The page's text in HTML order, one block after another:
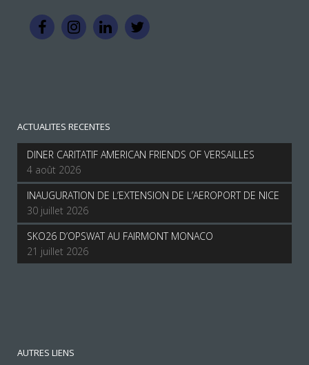
ACTUALITES RECENTES
DINER CARITATIF AMERICAN FRIENDS OF VERSAILLES
4 août 2026
INAUGURATION DE L’EXTENSION DE L’AEROPORT DE NICE
30 juillet 2026
SKO26 D’OPSWAT AU FAIRMONT MONACO
21 juillet 2026
AUTRES LIENS